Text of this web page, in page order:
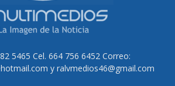
5465 Cel. 664 756 6452 Correo:
y ralvmedios46@gmail.com